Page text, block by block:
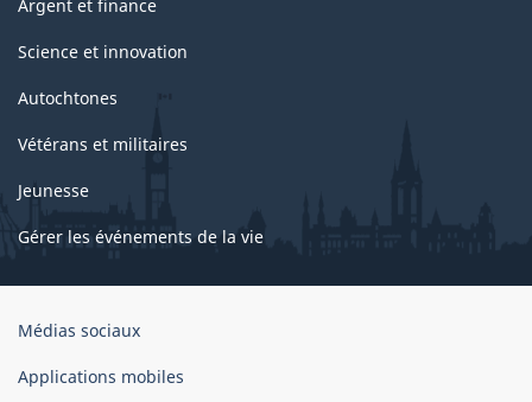
Argent et finance
Science et innovation
Autochtones
Vétérans et militaires
Jeunesse
Gérer les événements de la vie
Organisation
gouvernement
Médias sociaux
Applications mobiles